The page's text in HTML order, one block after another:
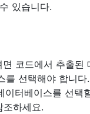
있습니다.
코드에서 추출
를 선택해야 합니
이터베이스를 선
조하세요.